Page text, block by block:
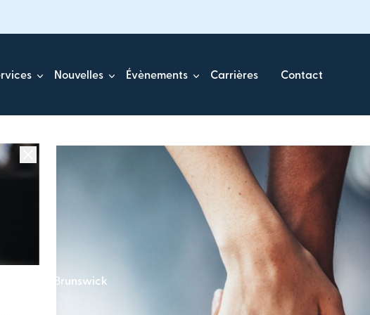
Nouvelles Évènements Carrières Contact
Nouveau-Brunswick